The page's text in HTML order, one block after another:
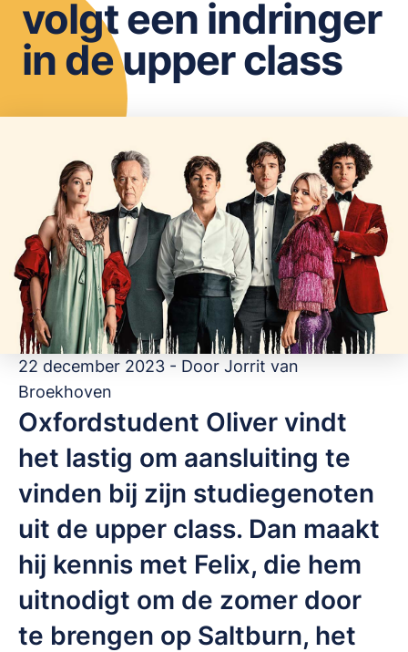
OPSLAAN
volgt een indringer
in de upper class
22 december 2023 - Door Jorrit van
Broekhoven
Oxfordstudent Oliver vindt
het lastig om aansluiting te
vinden bij zijn studiegenoten
uit de upper class. Dan maakt
hij kennis met Felix, die hem
uitnodigt om de zomer door
te brengen op Saltburn, het